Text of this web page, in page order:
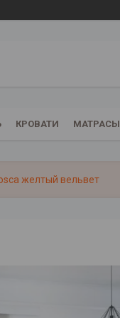
КРОВАТИ МАТРАСЫ
желтый вельвет